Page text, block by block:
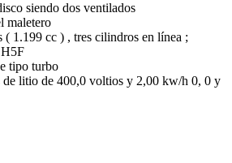
siendo dos ventilados
maletero
1.199 cc ) , tres cilindros en línea ;
tipo turbo
de litio de 400,0 voltios y 2,00 kw/h 0, 0 y